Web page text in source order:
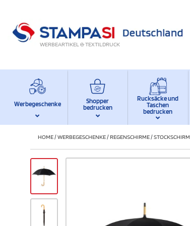
WERBEARTIKEL & TEXTILDRUCK
Werbegeschenke
Shopper
bedrucken
Rucksäcke und
Taschen
bedrucken
HOME/WERBEGESCHENKE/REGENSCHIRME/STOCKSCHIRM